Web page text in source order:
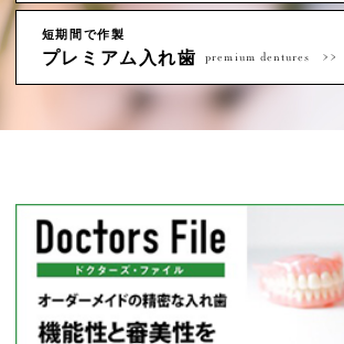
短期間で作製
プレミアム入れ歯 premium dentures